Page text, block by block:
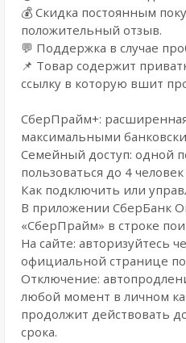
💰 Cкидка постоянным
положительный отзыв.
💬 Поддержка в случае
📌 Товар содержит
ссылку в которую вшит
СберПрайм+:
максимальными
Семейный доступ: одной
пользоваться до 4
Как подключить или
В приложении СберБанк
«СберПрайм» в строке
На сайте: авторизуйтесь
официальной странице
Отключение:
любой момент в личном
продолжит действовать
срока.